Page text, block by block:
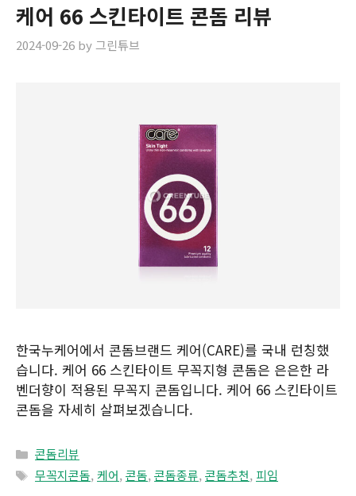
케어 66 스킨타이트 콘돔 리뷰
2024-09-26 by그린튜브
한국누케어에서 콘돔브랜드 케어(CARE)를 국내 런칭했
습니다. 케어 66 스킨타이트 무꼭지형 콘돔은 은은한 라
벤더향이 적용된 무꼭지 콘돔입니다. 케어 66 스킨타이트
콘돔을 자세히 살펴보겠습니다.
Categories
콘돔리뷰
Tags
무꼭지콘돔,케어,콘돔,콘돔종류,콘돔추천, 피임